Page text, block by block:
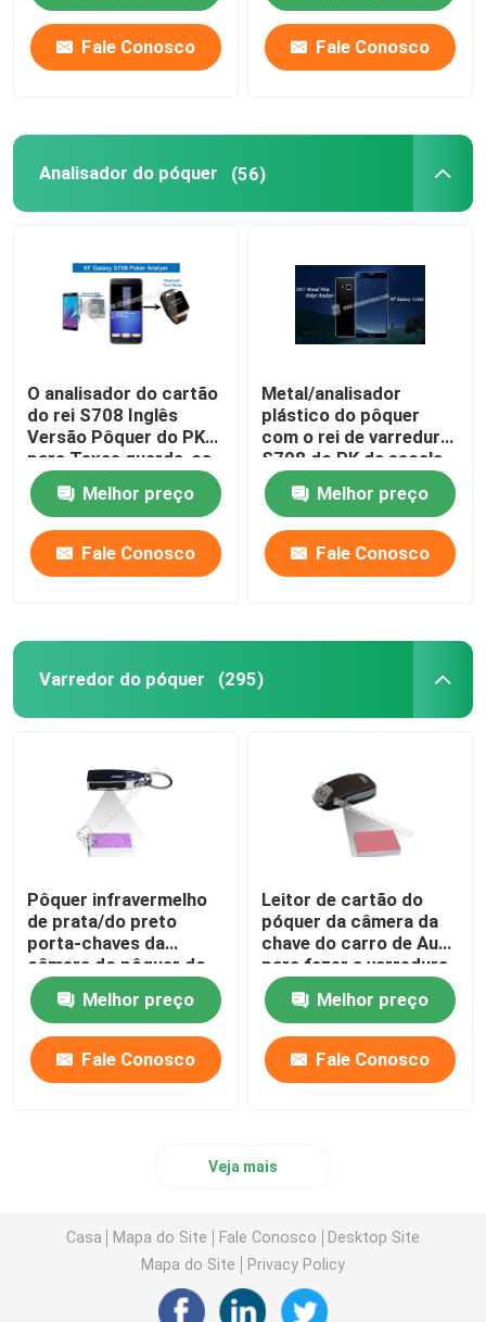
Fale Conosco Fale Conosco
Analisador do póquer (56)
O analisador do cartão
do rei S708 Inglês
Versão Pôquer do PK
para Texas guarda-os
jogo/jogo indiano
Melhor preço
Fale Conosco
Metal/analisador
plástico do pôquer
com o rei de varredura
S708 do PK da escala
de 30-80cm
Melhor preço
Fale Conosco
Varredor do póquer (295)
Pôquer infravermelho
de prata/do preto
porta-chaves da
câmera do pôquer do
analisador de Texas
HoldemMelhor preço
Fale Conosco
Leitor de cartão do
póquer da câmera da
chave do carro de Audi
para fazer a varredura
dos lados do código de
barras que enganam
cartões de jogo
Melhor preço
Fale Conosco
Veja mais
Casa Mapa do Site Fale Conosco
Desktop Site
Mapa do Site
Privacy Policy